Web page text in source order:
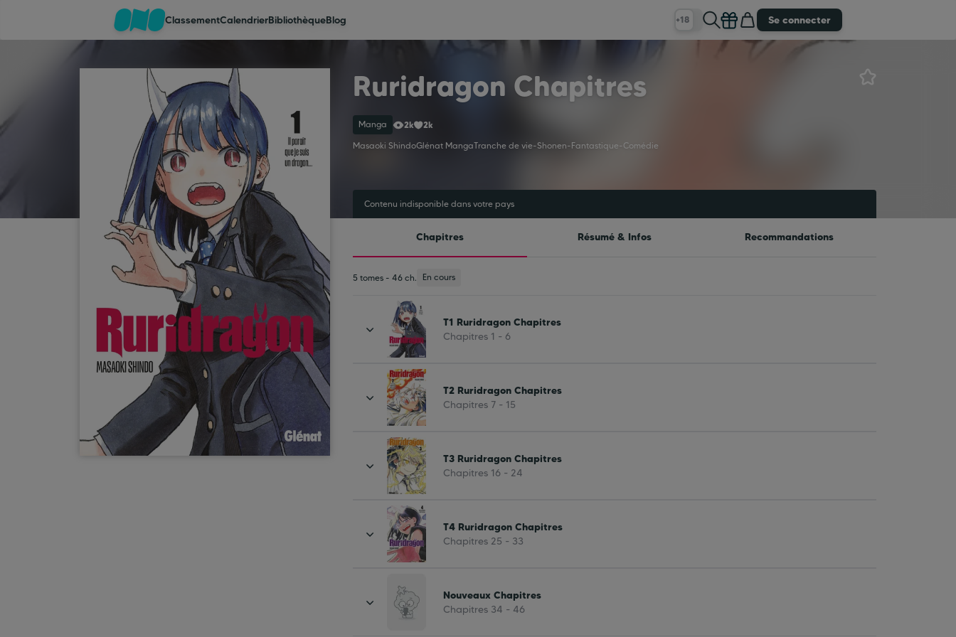
Classement
ClassementCalendrierBibliothèqueBlog +18 Se connecter
Ruridragon Chapitres
Manga 2k
2k
Masaoki ShindoGlénat MangaTranche de vie-Shonen-Fantastique- Comédie
Contenu indisponible dans votre pays
Chapitres Résumé & Infos Recommandations
5 tomes - 46 ch. En cours
T1 Ruridragon Chapitres
Chapitres 1 - 6
T2 Ruridragon Chapitres
Chapitres 7 - 15
T3 Ruridragon Chapitres
Chapitres 16 - 24
T4 Ruridragon Chapitres
Chapitres 25 - 33
Nouveaux Chapitres
Chapitres 34 - 46